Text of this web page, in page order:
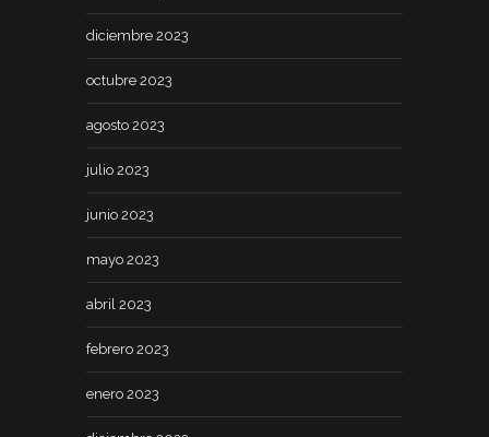
diciembre 2023
octubre 2023
agosto 2023
julio 2023
junio 2023
mayo 2023
abril 2023
febrero 2023
enero 2023